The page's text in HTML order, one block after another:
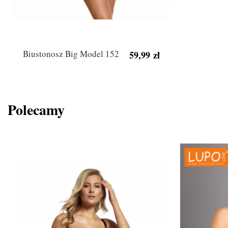
Biustonosz Big Model 152 59,99 zł
Polecamy